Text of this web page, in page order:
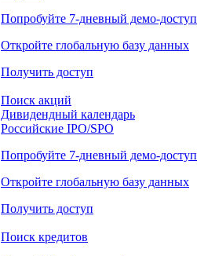
Попробуйте 7-дневный демо-доступ
Откройте глобальную базу данных
Получить доступ
Поиск акций
Дивидендный календарь
Российские IPO/SPO
Попробуйте 7-дневный демо-доступ
Откройте глобальную базу данных
Получить доступ
Поиск кредитов